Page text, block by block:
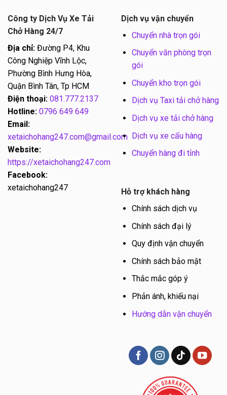
Công ty Dịch Vụ Xe Tải
Chở Hàng 24/7
Địa chỉ: Đường P4, Khu
Công Nghiệp Vĩnh Lộc,
Phường Bình Hưng Hòa,
Quận Bình Tân, Tp HCM
Điện thoại: 081.777.2137
Hotline: 0796 649 649
Email:
xetaichohang247.com@gmail.com
Website:
https://xetaichohang247.com
Facebook:
xetaichohang247
Dịch vụ vận chuyển
Chuyển nhà trọn gói
Chuyển văn phòng trọn
gói
Chuyển kho trọn gói
Dịch vụ Taxi tải chở hàng
Dịch vụ xe tải chở hàng
Dịch vụ xe cẩu hàng
Chuyển hàng đi tỉnh
Hỗ trợ khách hàng
Chính sách dịch vụ
Chính sách đại lý
Quy định vận chuyển
Chính sách bảo mật
Thắc mắc góp ý
Phản ánh, khiếu nại
Hướng dẫn vận chuyển